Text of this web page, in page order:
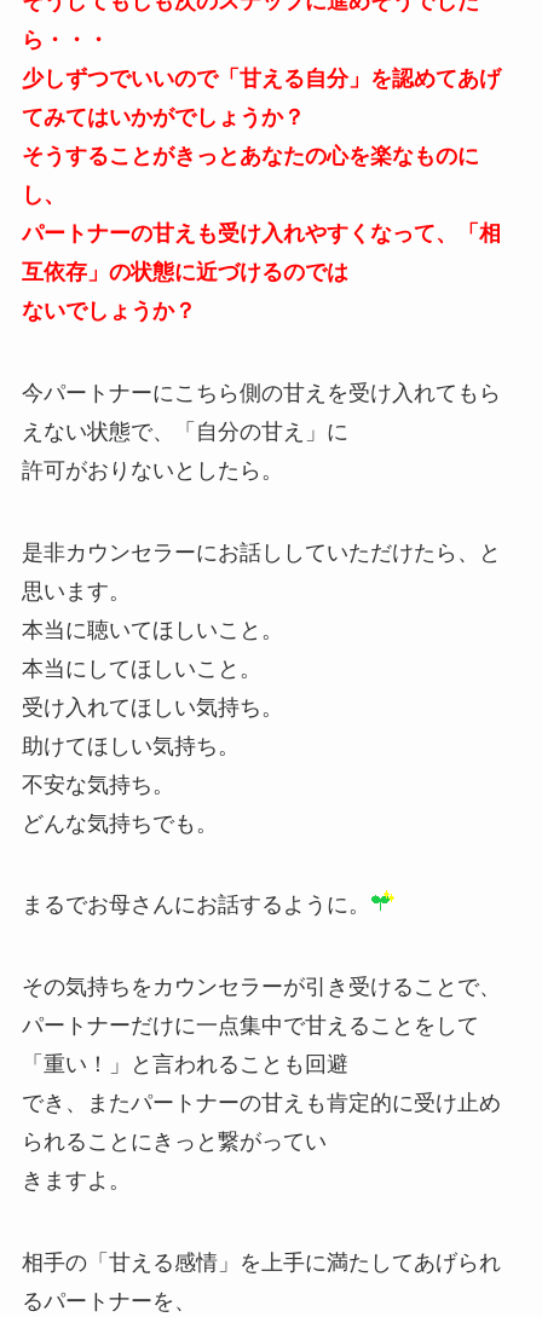
ら・・・
少しずつでいいので「甘える自分」を認めてあげ
てみてはいかがでしょうか？
そうすることがきっとあなたの心を楽なものに
し、
パートナーの甘えも受け入れやすくなって、「相
互依存」の状態に近づけるのでは
ないでしょうか？
今パートナーにこちら側の甘えを受け入れてもら
えない状態で、「自分の甘え」に
許可がおりないとしたら。
是非カウンセラーにお話ししていただけたら、と
思います。
本当に聴いてほしいこと。
本当にしてほしいこと。
受け入れてほしい気持ち。
助けてほしい気持ち。
不安な気持ち。
どんな気持ちでも。
まるでお母さんにお話するように。
その気持ちをカウンセラーが引き受けることで、
パートナーだけに一点集中で甘えることをして
「重い！」と言われることも回避
でき、またパートナーの甘えも肯定的に受け止め
られることにきっと繋がってい
きますよ。
相手の「甘える感情」を上手に満たしてあげられ
るパートナーを、